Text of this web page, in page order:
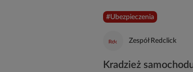
#Ubezpieczenia
Zespół Redclick
Kradzież